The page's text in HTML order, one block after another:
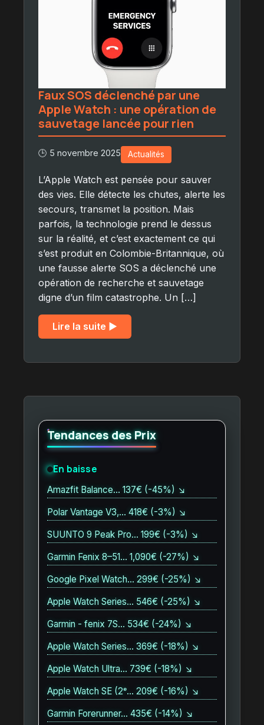
Faux SOS déclenché par une
Apple Watch : une opération de
sauvetage lancée pour rien
🕒 5 novembre 2025 Actualités
L’Apple Watch est pensée pour sauver
des vies. Elle détecte les chutes, alerte les
secours, transmet la position. Mais
parfois, la technologie prend le dessus
sur la réalité, et c’est exactement ce qui
s’est produit en Colombie-Britannique, où
une fausse alerte SOS a déclenché une
opération de recherche et sauvetage
digne d’un film catastrophe. Un […]
Lire la suite ▶︎
Tendances des Prix
En baisse
Amazfit Balance… 137€ (-45%) ↘
Polar Vantage V3,… 418€ (-3%) ↘
SUUNTO 9 Peak Pro… 199€ (-3%) ↘
Garmin Fenix 8–51… 1,090€ (-27%) ↘
Google Pixel Watch… 299€ (-25%) ↘
Apple Watch Series… 546€ (-25%) ↘
Garmin - fenix 7S… 534€ (-24%) ↘
Apple Watch Series… 369€ (-18%) ↘
Apple Watch Ultra… 739€ (-18%) ↘
Apple Watch SE (2ᵉ… 209€ (-16%) ↘
Garmin Forerunner… 435€ (-14%) ↘